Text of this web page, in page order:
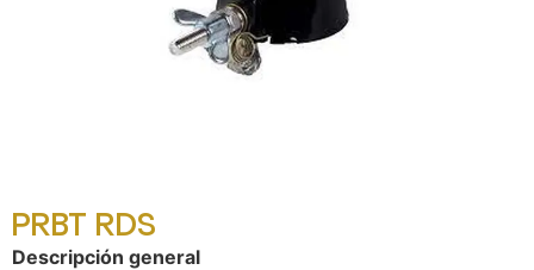
PRBT RDS
Descripción general